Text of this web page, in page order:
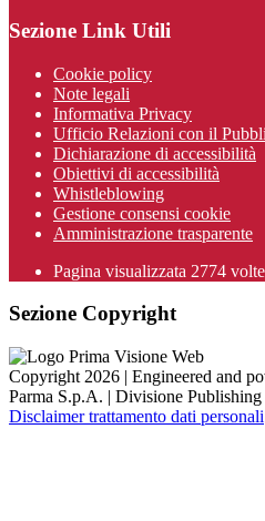
Sezione Link Utili
Cookie policy
Note legali
Informativa Privacy
Ufficio Relazioni con il
Dichiarazione di accessibilità
Obiettivi di accessibilità
Whistleblowing
Gestione consensi cookie
Amministrazione trasparente
Pagina visualizzata 2774 volte
Sezione Copyright
Copyright 2026 | Engineered and
Parma S.p.A. | Divisione
Disclaimer trattamento dati personali